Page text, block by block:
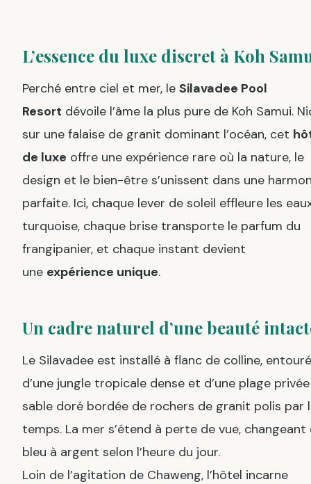
L’essence du luxe discret à Koh
Perché entre ciel et mer, le Silavadee Pool
Resort dévoile l’âme la plus pure de Koh Samui.
sur une falaise de granit dominant l’océan, cet
de luxe offre une expérience rare où la nature, le
design et le bien-être s’unissent dans une
parfaite. Ici, chaque lever de soleil effleure les
turquoise, chaque brise transporte le parfum du
frangipanier, et chaque instant devient
une expérience unique.
Un cadre naturel d’une beauté
Le Silavadee est installé à flanc de colline, entouré
d’une jungle tropicale dense et d’une plage
sable doré bordée de rochers de granit polis par
temps. La mer s’étend à perte de vue, changeant
bleu à argent selon l’heure du jour.
Loin de l’agitation de Chaweng, l’hôtel incarne